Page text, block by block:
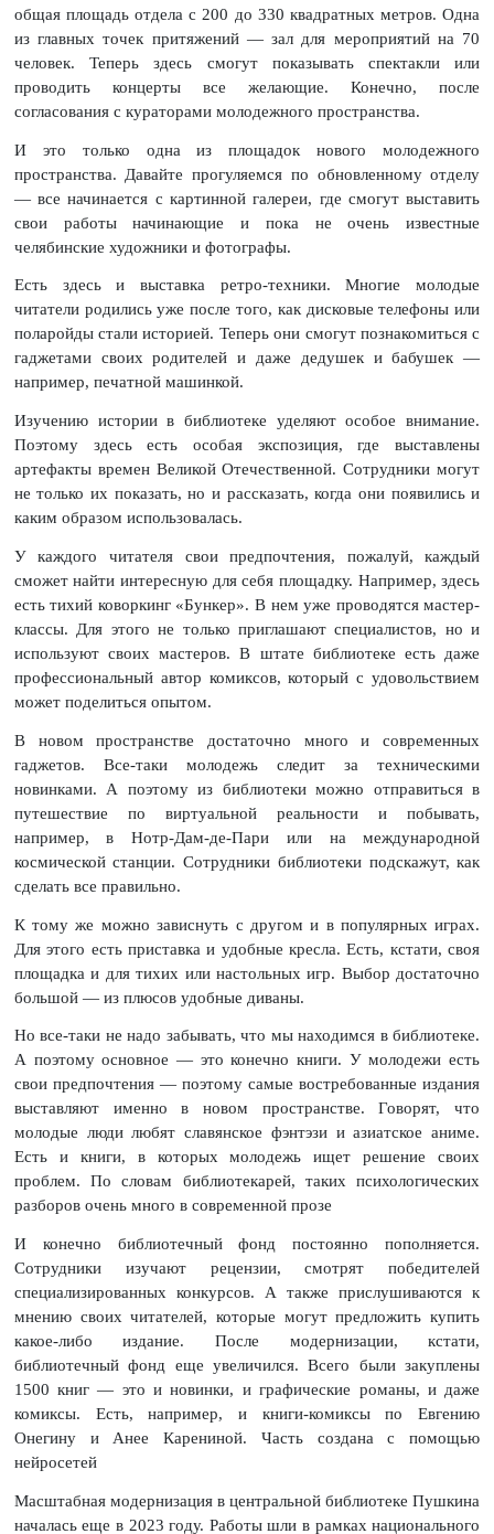
общая площадь отдела с 200 до 330 квадратных метров. Одна
из главных точек притяжений — зал для мероприятий на 70
человек. Теперь здесь смогут показывать спектакли или
проводить концерты все желающие. Конечно, после
согласования с кураторами молодежного пространства.
И это только одна из площадок нового молодежного
пространства. Давайте прогуляемся по обновленному отделу
— все начинается с картинной галереи, где смогут выставить
свои работы начинающие и пока не очень известные
челябинские художники и фотографы.
Есть здесь и выставка ретро-техники. Многие молодые
читатели родились уже после того, как дисковые телефоны или
поларойды стали историей. Теперь они смогут познакомиться с
гаджетами своих родителей и даже дедушек и бабушек —
например, печатной машинкой.
Изучению истории в библиотеке уделяют особое внимание.
Поэтому здесь есть особая экспозиция, где выставлены
артефакты времен Великой Отечественной. Сотрудники могут
не только их показать, но и рассказать, когда они появились и
каким образом использовалась.
У каждого читателя свои предпочтения, пожалуй, каждый
сможет найти интересную для себя площадку. Например, здесь
есть тихий коворкинг «Бункер». В нем уже проводятся мастер-
классы. Для этого не только приглашают специалистов, но и
используют своих мастеров. В штате библиотеке есть даже
профессиональный автор комиксов, который с удовольствием
может поделиться опытом.
В новом пространстве достаточно много и современных
гаджетов. Все-таки молодежь следит за техническими
новинками. А поэтому из библиотеки можно отправиться в
путешествие по виртуальной реальности и побывать,
например, в Нотр-Дам-де-Пари или на международной
космической станции. Сотрудники библиотеки подскажут, как
сделать все правильно.
К тому же можно зависнуть с другом и в популярных играх.
Для этого есть приставка и удобные кресла. Есть, кстати, своя
площадка и для тихих или настольных игр. Выбор достаточно
большой — из плюсов удобные диваны.
Но все-таки не надо забывать, что мы находимся в библиотеке.
А поэтому основное — это конечно книги. У молодежи есть
свои предпочтения — поэтому самые востребованные издания
выставляют именно в новом пространстве. Говорят, что
молодые люди любят славянское фэнтэзи и азиатское аниме.
Есть и книги, в которых молодежь ищет решение своих
проблем. По словам библиотекарей, таких психологических
разборов очень много в современной прозе
И конечно библиотечный фонд постоянно пополняется.
Сотрудники изучают рецензии, смотрят победителей
специализированных конкурсов. А также прислушиваются к
мнению своих читателей, которые могут предложить купить
какое-либо издание. После модернизации, кстати,
библиотечный фонд еще увеличился. Всего были закуплены
1500 книг — это и новинки, и графические романы, и даже
комиксы. Есть, например, и книги-комиксы по Евгению
Онегину и Анее Карениной. Часть создана с помощью
нейросетей
Масштабная модернизация в центральной библиотеке Пушкина
началась еще в 2023 году. Работы шли в рамках национального